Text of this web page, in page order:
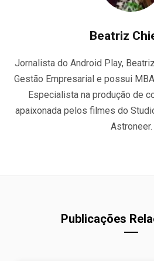
Beatriz
Jornalista do Android Play,
Gestão Empresarial e possui
Especialista na produção de
apaixonada pelos filmes do
Astroneer.
Publicações